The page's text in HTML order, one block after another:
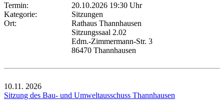
Termin:
20.10.2026 19:30 Uhr
Kategorie:
Sitzungen
Ort:
Rathaus Thannhausen
Sitzungssaal 2.02
Edm.-Zimmermann-Str. 3
86470 Thannhausen
10.11. 2026
Sitzung des Bau- und Umweltausschuss Thannhausen